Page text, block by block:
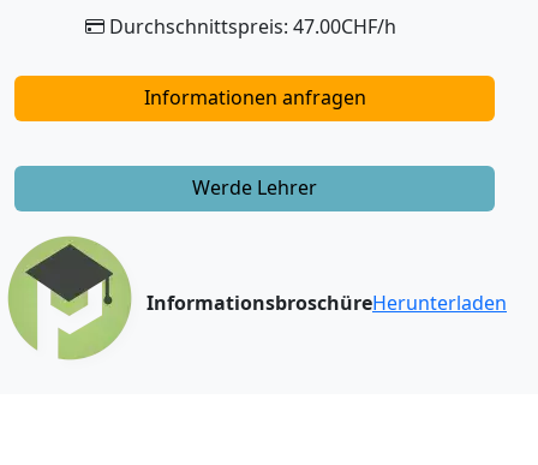
Durchschnittspreis: 47.00CHF/h
Informationen anfragen
Werde Lehrer
InformationsbroschüreHerunterladen